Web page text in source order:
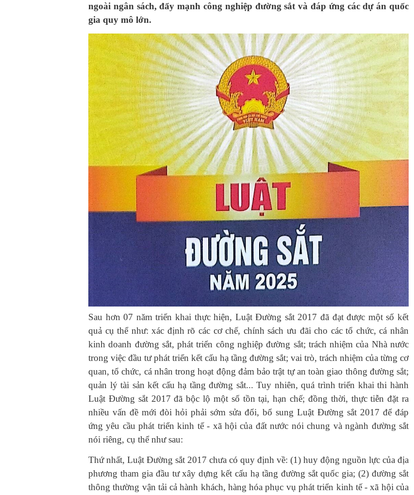
ngoài ngân sách, đẩy mạnh công nghiệp đường sắt và đáp ứng các dự án quốc
gia quy mô lớn.
Sau hơn 07 năm triển khai thực hiện, Luật Đường sắt 2017 đã đạt được một số kết
quả cụ thể như: xác định rõ các cơ chế, chính sách ưu đãi cho các tổ chức, cá nhân
kinh doanh đường sắt, phát triển công nghiệp đường sắt; trách nhiệm của Nhà nước
trong việc đầu tư phát triển kết cấu hạ tầng đường sắt; vai trò, trách nhiệm của từng cơ
quan, tổ chức, cá nhân trong hoạt động đảm bảo trật tự an toàn giao thông đường sắt;
quản lý tài sản kết cấu hạ tầng đường sắt... Tuy nhiên, quá trình triển khai thi hành
Luật Đường sắt 2017 đã bộc lộ một số tồn tại, hạn chế; đồng thời, thực tiễn đặt ra
nhiều vấn đề mới đòi hỏi phải sớm sửa đổi, bổ sung Luật Đường sắt 2017 để đáp
ứng yêu cầu phát triển kinh tế - xã hội của đất nước nói chung và ngành đường sắt
nói riêng, cụ thể như sau:
Thứ nhất, Luật Đường sắt 2017 chưa có quy định về: (1) huy động nguồn lực của địa
phương tham gia đầu tư xây dựng kết cấu hạ tầng đường sắt quốc gia; (2) đường sắt
thông thường vận tải cả hành khách, hàng hóa phục vụ phát triển kinh tế - xã hội của